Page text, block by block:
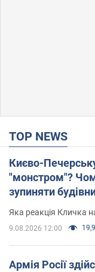
TOP NEWS
Києво-
"монстром"?
зупиняти
вірянина"
Яка реакція Кличка
9.08.2026 12:00
Армія Росії